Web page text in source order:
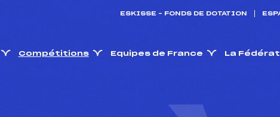
ESKISSE – FONDS DE DOTATION
Compétitions Equipes de France La